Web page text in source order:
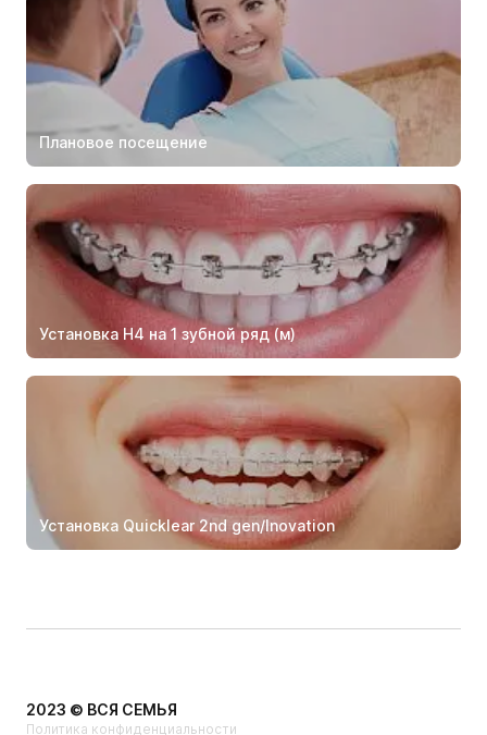
Плановое посещение
Установка Н4 на 1 зубной ряд (м)
Установка Quicklear 2nd gen/Inovation
2023 © ВСЯ СЕМЬЯ
Политика конфиденциальности